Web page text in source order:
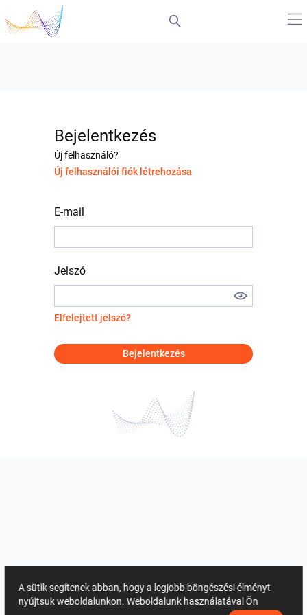
Bejelentkezés
Új felhasználó?
Új felhasználói fiók létrehozása
E-mail
Jelszó
Elfelejtett jelszó?
Bejelentkezés
A sütik segítenek abban, hogy a legjobb böngészési élményt
nyújtsuk weboldalunkon. Weboldalunk használatával Ön